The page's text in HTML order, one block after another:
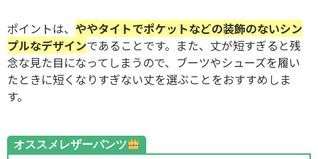
ポイントは、 ややタイトでポケットなどの装飾のないシン
プルなデザインであることです。また、丈が短すぎると残
念な見た目になってしまうので、ブーツやシューズを履い
たときに短くなりすぎない丈を選ぶことをおすすめしま
す。
オススメレザーパンツ